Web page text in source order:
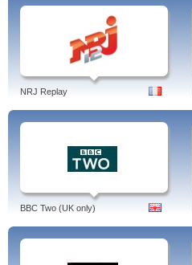
NRJ Replay
BBC Two (UK only)